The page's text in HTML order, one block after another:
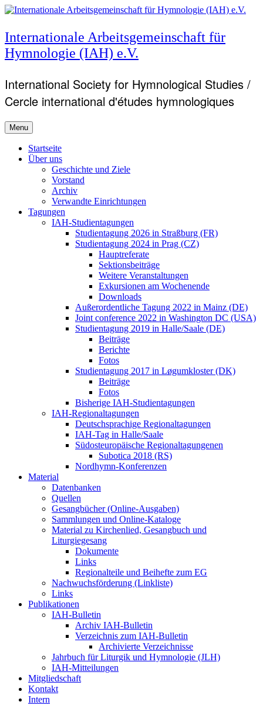
Skip
content
Internationale Arbeitsgemeinschaft für
Hymnologie (IAH) e.V.
International Society for Hymnological Studies /
Cercle international d'études hymnologiques
Menu
Primary
menu
Startseite
Über uns
Geschichte und Ziele
Vorstand
Archiv
Verwandte Einrichtungen
Tagungen
IAH-Studientagungen
Studientagung 2026 in Straßburg (FR)
Studientagung 2024 in Prag (CZ)
Hauptreferate
Sektionsbeiträge
Weitere Veranstaltungen
Exkursionen am Wochenende
Downloads
Außerordentliche Tagung 2022 in Mainz (DE)
Joint conference 2022 in Washington DC (USA)
Studientagung 2019 in Halle/Saale (DE)
Beiträge
Berichte
Fotos
Studientagung 2017 in Løgumkloster (DK)
Beiträge
Fotos
Bisherige IAH-Studientagungen
IAH-Regionaltagungen
Deutschsprachige Regionaltagungen
IAH-Tag in Halle/Saale
Südosteuropäische Regionaltagungenen
Subotica 2018 (RS)
Nordhymn-Konferenzen
Material
Datenbanken
Quellen
Gesangbücher (Online-Ausgaben)
Sammlungen und Online-Kataloge
Material zu Kirchenlied, Gesangbuch und
Liturgiegesang
Dokumente
Links
Regionalteile und Beihefte zum EG
Nachwuchsförderung (Linkliste)
Links
Publikationen
IAH-Bulletin
Archiv IAH-Bulletin
Verzeichnis zum IAH-Bulletin
Archivierte Verzeichnisse
Jahrbuch für Liturgik und Hymnologie (JLH)
IAH-Mitteilungen
Mitgliedschaft
Kontakt
Intern